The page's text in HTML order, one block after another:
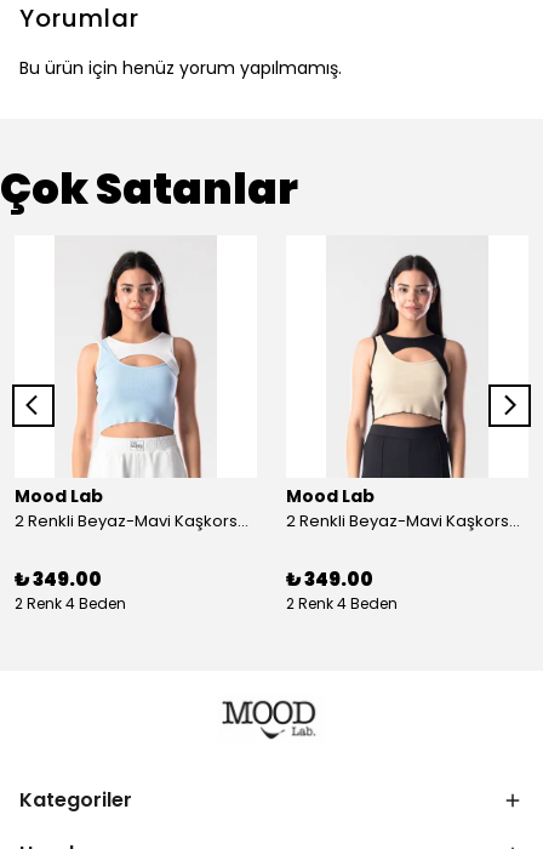
Yorumlar
Bu ürün için henüz yorum yapılmamış.
Çok Satanlar
Mood Lab
2 Renkli Beyaz-Mavi Kaşkorse Asimetrik Crop Atlet Bluz Top - beyaz-mavi
₺ 349.00
2 Renk 4 Beden
Mood Lab
2 Renkli Beyaz-Mavi Kaşkorse Asimetrik Crop Atlet Bluz Top - siyah-bej
₺ 349.00
2 Renk 4 Beden
Kategoriler